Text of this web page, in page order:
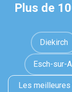
Plus de
Diekirch
Esch-sur-
Les